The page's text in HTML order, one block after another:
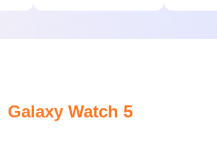
Galaxy Watch 5